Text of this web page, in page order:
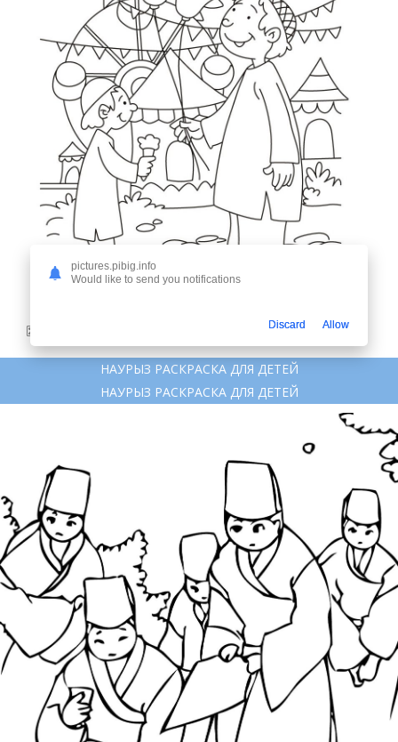
НАУРЫЗ РАСКРАСКА ДЛЯ ДЕТЕЙ
НАУРЫЗ РАСКРАСКА ДЛЯ ДЕТЕЙ
pictures.pibig.info
Would like to send you notifications
Discard Allow